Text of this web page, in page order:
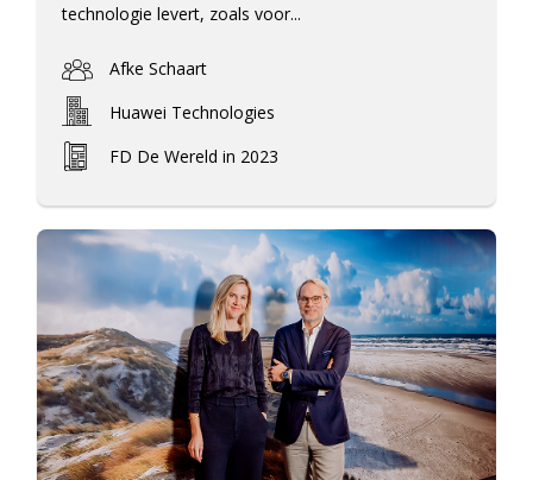
technologie levert, zoals voor...
Afke Schaart
Huawei Technologies
FD De Wereld in 2023